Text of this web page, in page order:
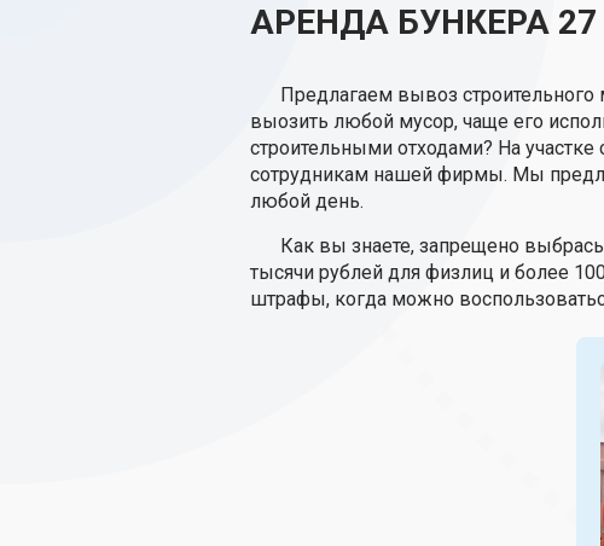
АРЕНДА БУНКЕРА
Предлагаем вывоз
выозить любой мусор, чаще его
строительными отходами? На
сотрудникам нашей фирмы. Мы
любой день.
Как вы знаете, запрещено
тысячи рублей для физлиц и более
штрафы, когда можно